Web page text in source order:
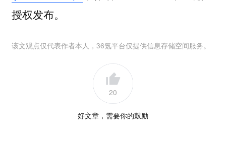
授权发布。
该文观点仅代表作者本人，36氪平台仅提供信息存储空间服务。
20
好文章，需要你的鼓励